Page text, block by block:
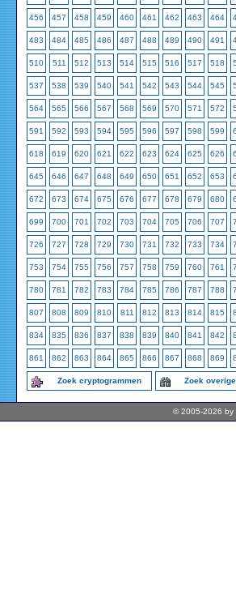
456 457 458 459 460 461 462 463 464
483 484 485 486 487 488 489 490 491
510 511 512 513 514 515 516 517 518
537 538 539 540 541 542 543 544 545
564 565 566 567 568 569 570 571 572
591 592 593 594 595 596 597 598 599
618 619 620 621 622 623 624 625 626
645 646 647 648 649 650 651 652 653
672 673 674 675 676 677 678 679 680
699 700 701 702 703 704 705 706 707
726 727 728 729 730 731 732 733 734
753 754 755 756 757 758 759 760 761
780 781 782 783 784 785 786 787 788
807 808 809 810 811 812 813 814 815
834 835 836 837 838 839 840 841 842
861 862 863 864 865 866 867 868 869
Zoek cryptogrammen Zoek
© 2005-2026 by